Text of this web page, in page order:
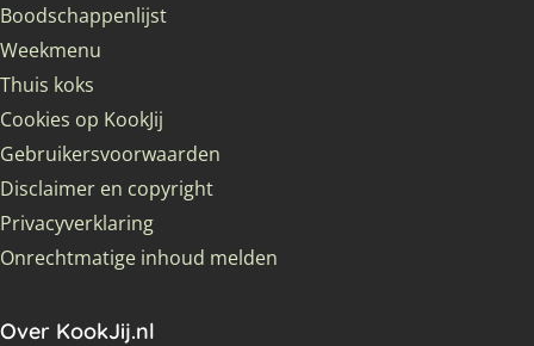
Boodschappenlijst
Weekmenu
Thuis koks
Cookies op KookJij
Gebruikersvoorwaarden
Disclaimer en copyright
Privacyverklaring
Onrechtmatige inhoud melden
Over KookJij.nl